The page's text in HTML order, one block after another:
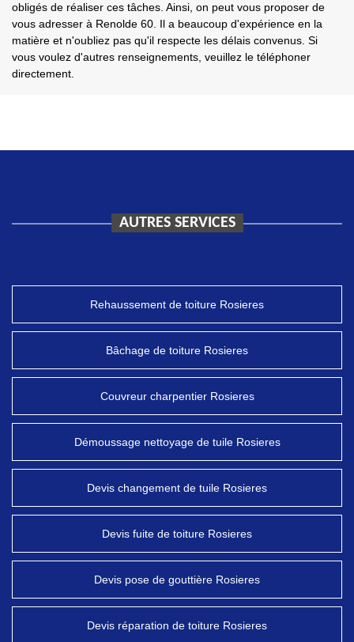
obligés de réaliser ces tâches. Ainsi, on peut vous proposer de
vous adresser à Renolde 60. Il a beaucoup d'expérience en la
matière et n'oubliez pas qu'il respecte les délais convenus. Si
vous voulez d'autres renseignements, veuillez le téléphoner
directement.
AUTRES SERVICES
Rehaussement de toiture Rosieres
Bâchage de toiture Rosieres
Couvreur charpentier Rosieres
Démoussage nettoyage de tuile Rosieres
Devis changement de tuile Rosieres
Devis fuite de toiture Rosieres
Devis pose de gouttière Rosieres
Devis réparation de toiture Rosieres